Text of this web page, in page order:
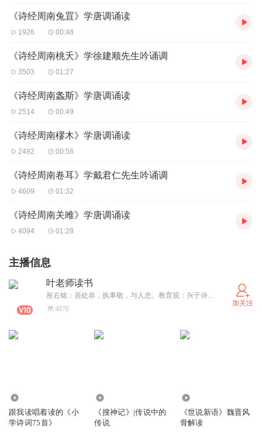
《诗经周南兔罝》学唐调诵读
1926 00:48
《诗经周南桃夭》学徐建顺先生吟诵调
3503 01:27
《诗经周南螽斯》学唐调诵读
2514 00:49
《诗经周南樛木》学唐调诵读
2492 00:56
《诗经周南卷耳》学戴君仁先生吟诵调
4609 01:32
《诗经周南关雎》学唐调诵读
4094 01:28
主播信息
叶老师读书
座右铭：居处恭，执事敬，与人忠。教育观：兴于诗，立于礼，成于乐！我是叶老师，少儿成长伴随者。
4970
加关注
跟我读唱着读的《小
学诗词75首》
《搜神记》|传说中的
传说
《世说新语》魏晋风
骨解读